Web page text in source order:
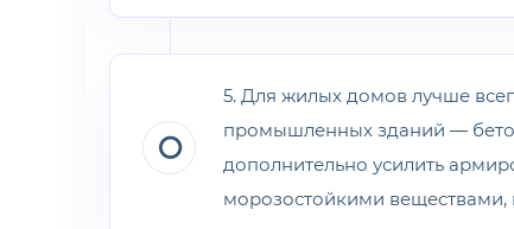
5. Для жилых домов лучше
промышленных зданий —
дополнительно усилить
морозостойкими веществами,